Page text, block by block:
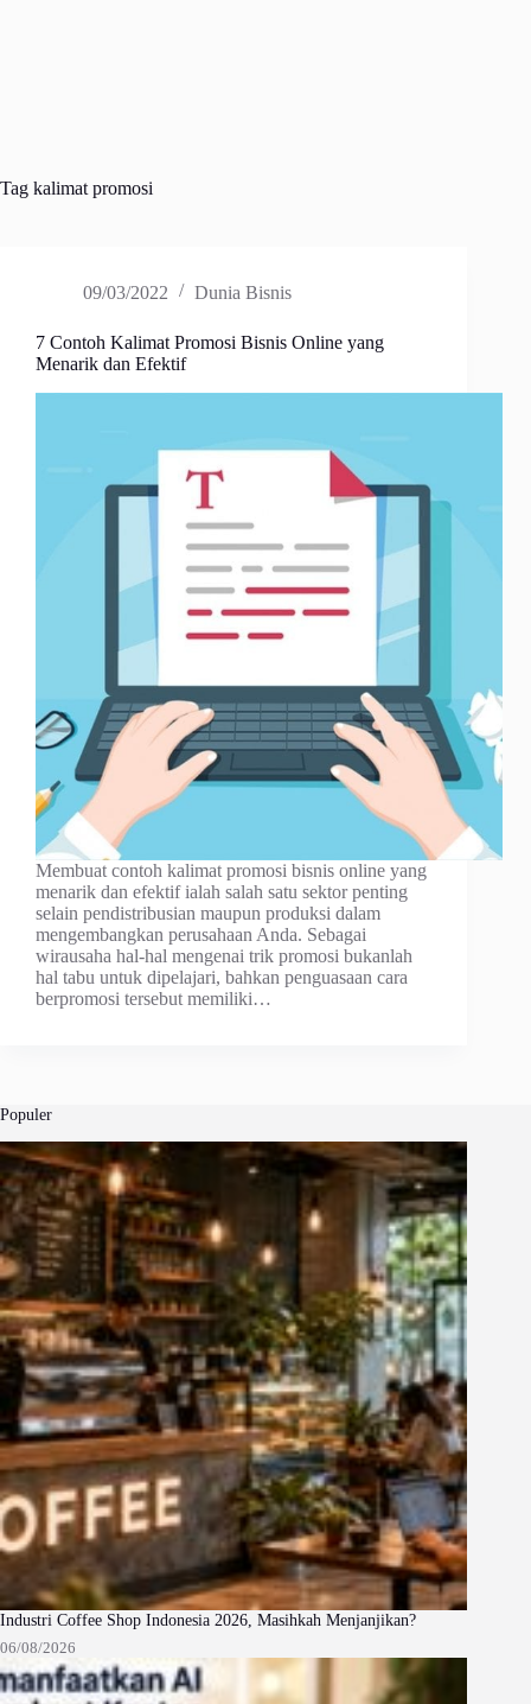
Tag kalimat promosi
09/03/2022 Dunia Bisnis
7 Contoh Kalimat Promosi Bisnis Online yang
Menarik dan Efektif
Membuat contoh kalimat promosi bisnis online yang
menarik dan efektif ialah salah satu sektor penting
selain pendistribusian maupun produksi dalam
mengembangkan perusahaan Anda. Sebagai
wirausaha hal-hal mengenai trik promosi bukanlah
hal tabu untuk dipelajari, bahkan penguasaan cara
berpromosi tersebut memiliki…
Populer
Industri Coffee Shop Indonesia 2026, Masihkah Menjanjikan?
06/08/2026